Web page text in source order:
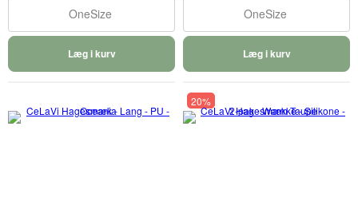
OneSize
Læg i kurv
OneSize
Læg i kurv
20%